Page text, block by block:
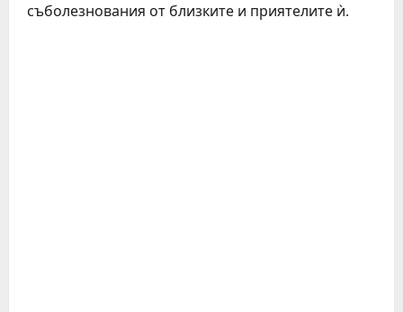
съболезнования от близките и приятелите ѝ.